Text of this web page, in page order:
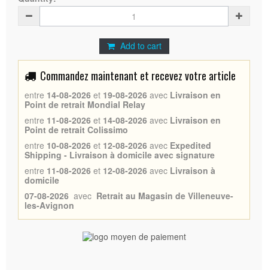
Add to cart
Commandez maintenant et recevez votre article
entre 14-08-2026 et 19-08-2026 avec Livraison en
Point de retrait Mondial Relay
entre 11-08-2026 et 14-08-2026 avec Livraison en
Point de retrait Colissimo
entre 10-08-2026 et 12-08-2026 avec Expedited
Shipping - Livraison à domicile avec signature
entre 11-08-2026 et 12-08-2026 avec Livraison à
domicile
07-08-2026 avec Retrait au Magasin de Villeneuve-
les-Avignon